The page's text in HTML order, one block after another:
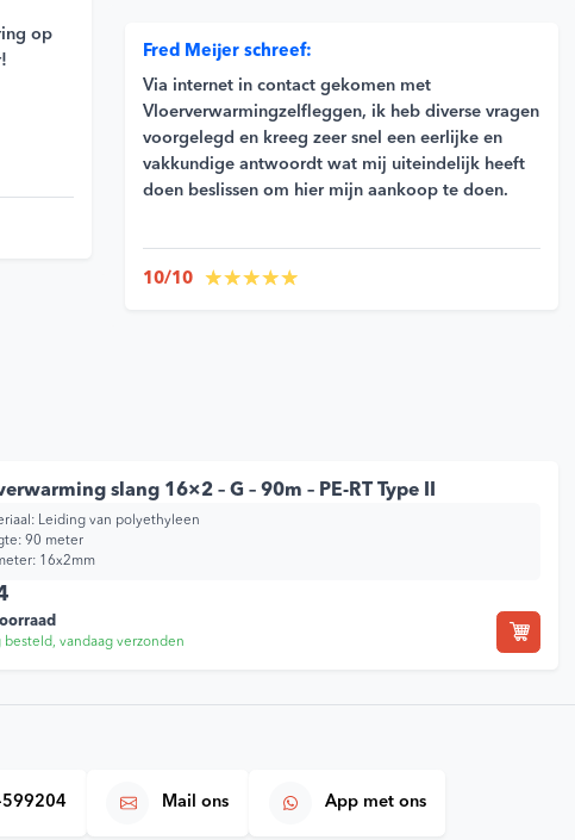
op
Fred Meijer schreef:
Via internet in contact gekomen met
Vloerverwarmingzelfleggen, ik heb diverse vragen
voorgelegd en kreeg zeer snel een eerlijke en
vakkundige antwoordt wat mij uiteindelijk heeft
doen beslissen om hier mijn aankoop te doen.
10/10
slang 16×2 – G – 90m – PE-RT Type II
Leiding van polyethyleen
90 meter
16x2mm
besteld, vandaag verzonden
Mail ons App met ons